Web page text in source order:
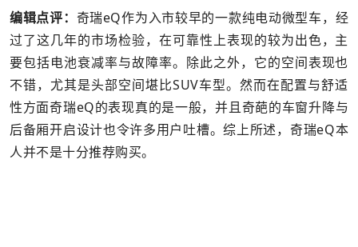
编辑点评： 奇瑞eQ作为入市较早的一款纯电动微型车，经
过了这几年的市场检验，在可靠性上表现的较为出色，主
要包括电池衰减率与故障率。除此之外，它的空间表现也
不错，尤其是头部空间堪比SUV车型。然而在配置与舒适
性方面奇瑞eQ的表现真的是一般，并且奇葩的车窗升降与
后备厢开启设计也令许多用户吐槽。综上所述，奇瑞eQ本
人并不是十分推荐购买。